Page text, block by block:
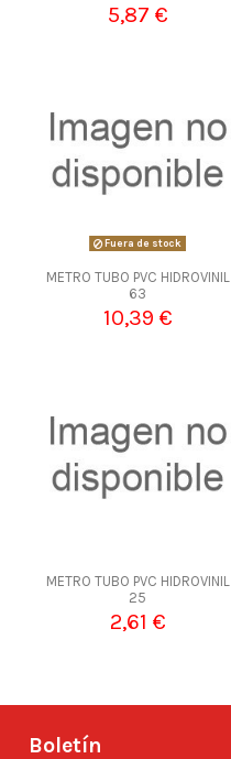
5,87 €
Fuera de stock
METRO TUBO PVC HIDROVINIL
63
10,39 €
METRO TUBO PVC HIDROVINIL
25
2,61 €
Boletín